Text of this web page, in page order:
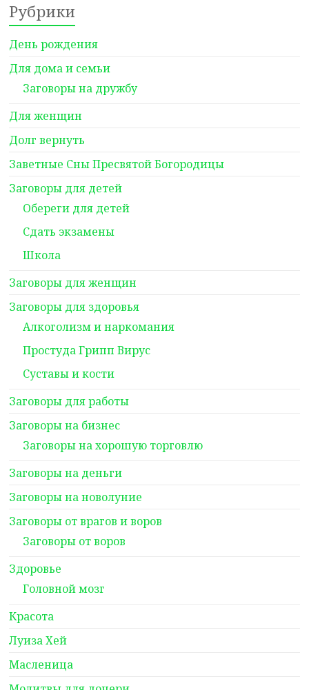
Рубрики
День рождения
Для дома и семьи
Заговоры на дружбу
Для женщин
Долг вернуть
Заветные Сны Пресвятой Богородицы
Заговоры для детей
Обереги для детей
Сдать экзамены
Школа
Заговоры для женщин
Заговоры для здоровья
Алкоголизм и наркомания
Простуда Грипп Вирус
Суставы и кости
Заговоры для работы
Заговоры на бизнес
Заговоры на хорошую торговлю
Заговоры на деньги
Заговоры на новолуние
Заговоры от врагов и воров
Заговоры от воров
Здоровье
Головной мозг
Красота
Луиза Хей
Масленица